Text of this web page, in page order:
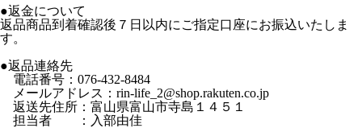
●返金について
返品商品到着確認後７日以内にご指定口座にお振込いたしま
す。
●返品連絡先
電話番号：076-432-8484
メールアドレス：rin-life_2@shop.rakuten.co.jp
返送先住所：富山県富山市寺島１４５１
担当者 ：入部由佳